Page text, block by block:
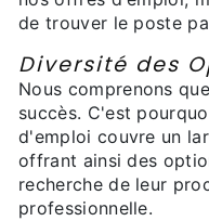
de trouver le poste
Diversité des
Nous comprenons
succès. C'est
d'emploi couvre un
offrant ainsi des
recherche de leur
professionnelle.